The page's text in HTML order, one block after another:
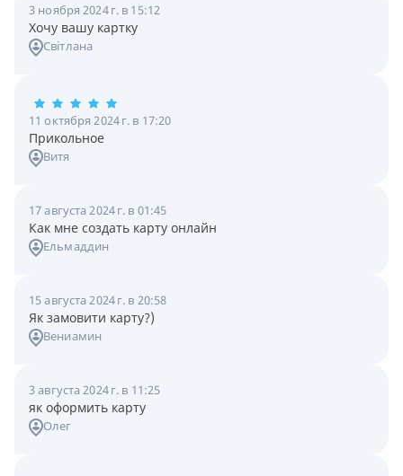
3 ноября 2024 г. в 15:12
Хочу вашу картку
Світлана
11 октября 2024 г. в 17:20
Прикольное
Витя
17 августа 2024 г. в 01:45
Как мне создать карту онлайн
Ельмаддин
15 августа 2024 г. в 20:58
Як замовити карту?)
Вениамин
3 августа 2024 г. в 11:25
як оформить карту
Олег